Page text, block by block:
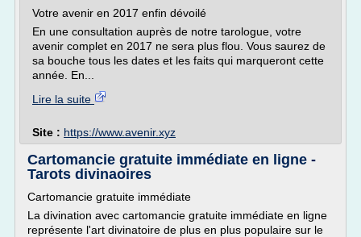
Votre avenir en 2017 enfin dévoilé
En une consultation auprès de notre tarologue, votre
avenir complet en 2017 ne sera plus flou. Vous saurez de
sa bouche tous les dates et les faits qui marqueront cette
année. En...
Lire la suite
Site : https://www.avenir.xyz
Cartomancie gratuite immédiate en ligne -
Tarots divinaoires
Cartomancie gratuite immédiate
La divination avec cartomancie gratuite immédiate en ligne
représente l'art divinatoire de plus en plus populaire sur le